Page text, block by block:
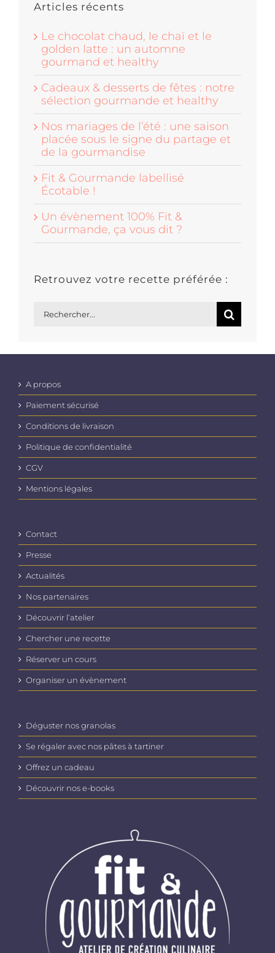
Articles récents
Le chocolat chaud, le chaï et le
golden latte : un automne
gourmand et healthy
Cadeaux & desserts de fêtes : notre
sélection gourmande et healthy
Nos mariages de l’été : une saison
placée sous le signe du partage et
de la gourmandise
Fit & Gourmande labellisé
Écotable !
Un évènement 100% Fit &
Gourmande, ça vous dit ?
Retrouvez votre recette préférée :
A propos
Paiement sécurisé
Conditions de livraison
Politique de confidentialité
CGV
Mentions légales
Contact
Presse
Actualités
Nos partenaires
Découvrir l’atelier
Chercher une recette
Réserver un cours
Organiser un évènement
Déguster nos granolas
Se régaler avec nos pâtes à tartiner
Offrez un cadeau
Découvrir nos e-books